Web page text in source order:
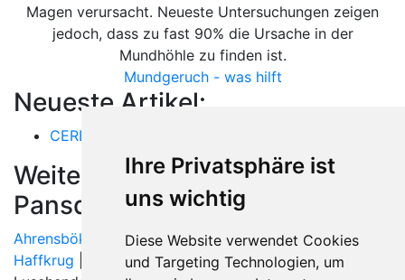
Ihre Privatsphäre ist
uns wichtig
Diese Website verwendet Cookies
und Targeting Technologien, um
Magen verursacht. Neueste Untersuchungen zeigen
jedoch, dass zu fast 90% die Ursache in der
Mundhöhle zu finden ist.
Mundgeruch - was hilft
Neueste Artikel:
CEREC
Weitere Orte in der Nähe von
Pansdorf
Ahrensbök Bad Schwartau| Bosau |Eutin| Glasau |
Haffkrug | Hobbersdorf | Luschendorf |